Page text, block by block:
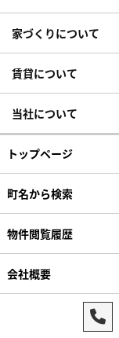
家づくりについて
賃貸について
当社について
トップページ
町名から検索
物件閲覧履歴
会社概要